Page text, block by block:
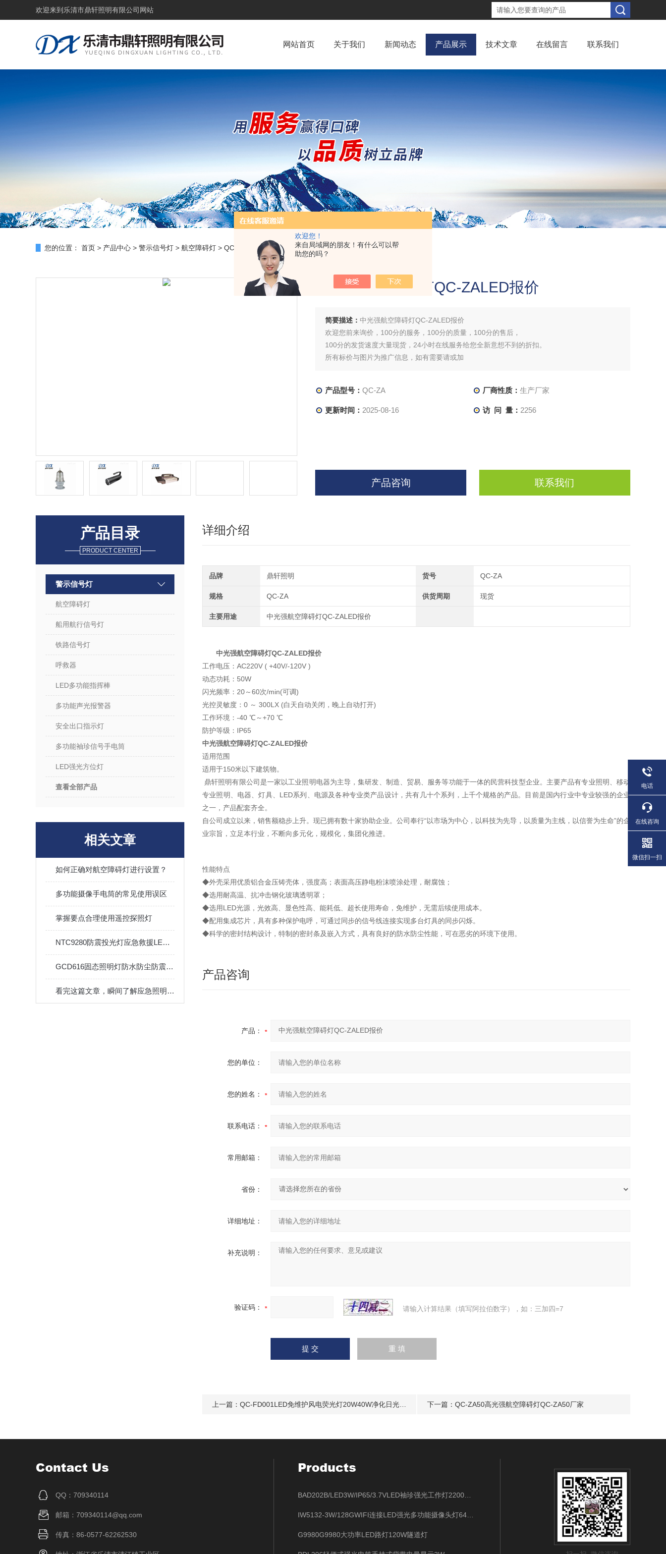
欢迎您！
来自局域网的朋友！有什么可以帮
助您的吗？
欢迎来到 乐清市鼎轩照明有限公司网站
网站首页 关于我们 新闻动态 产品展示 技术文章 在线留言 联系我们
您的位置： 首页 > 产品中心 > 警示信号灯 > 航空障碍灯 > QC-ZA中光强航空障碍灯QC-ZALED报价
中光强航空障碍灯QC-ZALED报价
简要描述： 中光强航空障碍灯QC-ZALED报价
欢迎您前来询价，100分的服务，100分的质量，100分的售后，
100分的发货速度大量现货，24小时在线服务给您全新意想不到的折扣。
所有标价与图片为推广信息，如有需要请或加
产品型号： QC-ZA 厂商性质： 生产厂家
更新时间： 2025-08-16 访 问 量： 2256
产品咨询 联系我们
产品目录
PRODUCT CENTER
警示信号灯
航空障碍灯
船用航行信号灯
铁路信号灯
呼救器
LED多功能指挥棒
多功能声光报警器
安全出口指示灯
多功能袖珍信号手电筒
LED强光方位灯
查看全部产品
相关文章
如何正确对航空障碍灯进行设置？
多功能摄像手电筒的常见使用误区
掌握要点合理使用遥控探照灯
NTC9280防震投光灯应急救援LED泛光灯 隧道模组大功率防汛照明灯
GCD616固态照明灯防水防尘防震防眩灯50W
看完这篇文章，瞬间了解应急照明灯了
详细介绍
品牌 鼎轩照明 货号 QC-ZA
规格 QC-ZA 供货周期 现货
主要用途 中光强航空障碍灯QC-ZALED报价
中光强航空障碍灯QC-ZALED报价
工作电压：AC220V ( +40V/-120V )
动态功耗：50W
闪光频率：20～60次/min(可调)
光控灵敏度：0 ～ 300LX (白天自动关闭，晚上自动打开)
工作环境：-40 ℃～+70 ℃
防护等级：IP65
中光强航空障碍灯QC-ZALED报价
适用范围
适用于150米以下建筑物。
鼎轩照明有限公司是一家以工业照明电器为主导，集研发、制造、贸易、服务等功能于一体的民营科技型企业。主要产品有专业照明、移动
专业照明、电器、灯具、LED系列、电源及各种专业类产品设计，共有几十个系列，上千个规格的产品。目前是国内行业中专业较强的企业
之一，产品配套齐全。
自公司成立以来，销售额稳步上升。现已拥有数十家协助企业。公司奉行“以市场为中心，以科技为先导，以质量为主线，以信誉为生命”的企
业宗旨，立足本行业，不断向多元化，规模化，集团化推进。
性能特点
◆外壳采用优质铝合金压铸壳体，强度高；表面高压静电粉沫喷涂处理，耐腐蚀；
◆选用耐高温、抗冲击钢化玻璃透明罩；
◆选用LED光源，光效高、显色性高、能耗低、超长使用寿命，免维护，无需后续使用成本。
◆配用集成芯片，具有多种保护电呼，可通过同步的信号线连接实现多台灯具的同步闪烁。
◆科学的密封结构设计，特制的密封条及嵌入方式，具有良好的防水防尘性能，可在恶劣的环境下使用。
产品咨询
产品：
您的单位：
您的姓名：
联系电话：
常用邮箱：
省份：
详细地址：
补充说明：
验证码： 请输入计算结果（填写阿拉伯数字），如：三加四=7
上一篇： QC-FD001LED免维护风电荧光灯20W40W净化日光灯220V 下一篇： QC-ZA50高光强航空障碍灯QC-ZA50厂家
Contact Us
QQ：709340114
邮箱：709340114@qq.com
传真：86-0577-62262530
Products
G9980G9980大功率LED路灯120W隧道灯
电话
在线咨询
微信扫一扫